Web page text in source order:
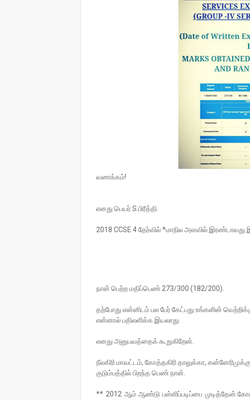
வணக்கம்!
எனது பெயர் S.பிரீத்தி.
2018 CCSE 4 தேர்வில் *மாநில அளவில்
நான் பெற்ற மதிப்பெண் 273/300 (182/200).
தற்போது என்னிடம் பல பேர் கேட்பது உங்களின்
என்னால் பதிலளிக்க இயலாது.
எனது அனுபவத்தைக் கூறுகிறேன்.
நீலகிரி மாவட்டம், கோத்தகிரி தாலுக்கா,
குடும்பத்தில் பிறந்த பெண் நான்.
** 2012 ஆம் ஆண்டு பள்ளிப்படிப்பை